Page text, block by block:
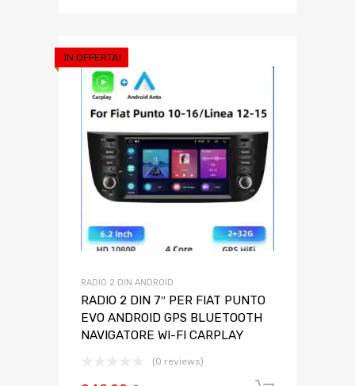
IN OFFERTA!
RADIO 2 DIN ANDROID
RADIO 2 DIN 7″ PER FIAT PUNTO
EVO ANDROID GPS BLUETOOTH
NAVIGATORE WI-FI CARPLAY
(0 reviews)